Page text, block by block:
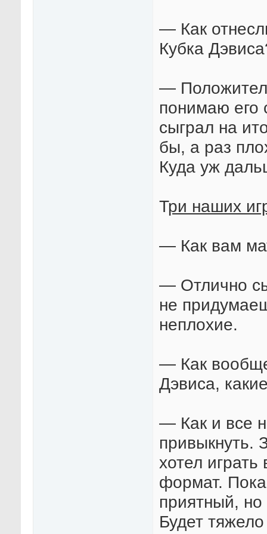
— Как
Кубка
—
понимаю его
сыграл на
бы, а раз
Куда уж
Три наших
— Как вам
— Отлично
не
неплохие.
— Как
Дэвиса,
— Как и все
привыкнуть.
хотел играть
формат. Пока
приятный, но
Будет